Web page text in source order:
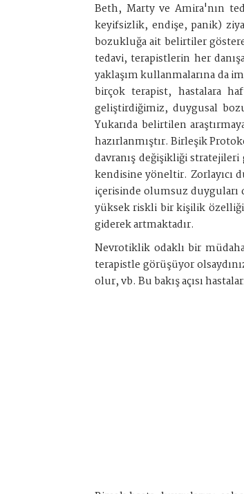
Beth, Marty ve Amira'nın
keyifsizlik, endişe, panik)
bozukluğa ait belirtiler
tedavi, terapistlerin her
yaklaşım kullanmalarına da
birçok terapist, hastalara
geliştirdiğimiz, duygusal
Yukarıda belirtilen
hazırlanmıştır. Birleşik
davranış değişikliği
kendisine yöneltir. Zorlayıcı
içerisinde olumsuz duyguları
yüksek riskli bir kişilik
giderek artmaktadır.
Nevrotiklik odaklı bir
terapistle görüşüyor
olur, vb. Bu bakış açısı